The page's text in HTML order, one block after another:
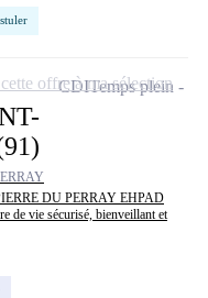
DU PERRAY EHPAD
de vie sécurisé, bienveillant et
CDITemps plein
offre à ma sélection